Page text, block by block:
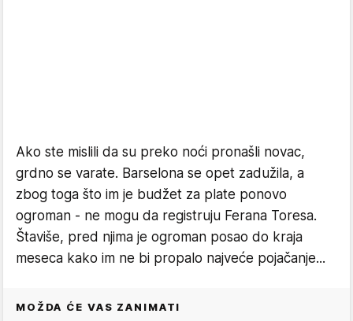
Ako ste mislili da su preko noći pronašli novac,
grdno se varate. Barselona se opet zadužila, a
zbog toga što im je budžet za plate ponovo
ogroman - ne mogu da registruju Ferana Toresa.
Štaviše, pred njima je ogroman posao do kraja
meseca kako im ne bi propalo najveće pojačanje...
MOŽDA ĆE VAS ZANIMATI